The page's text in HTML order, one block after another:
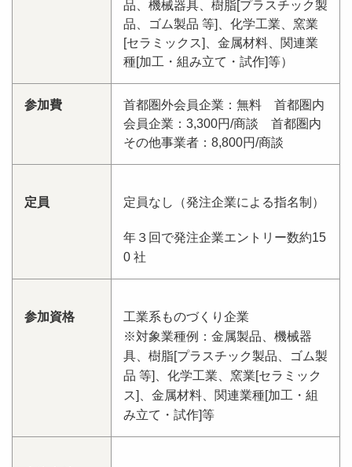
品、機械器具、樹脂[プラスチック製
品、ゴム製品 等]、化学工業、窯業
[セラミックス]、金属材料、関連業
種[加工・組み立て・試作]等）
参加費
首都圏外会員企業：無料 首都圏内
会員企業：3,300円/商談 首都圏内
その他事業者：8,800円/商談
定員 定員なし（発注企業による指名制）
年３回で発注企業エントリー数約15
0 社
参加資格
工業系ものづくり企業
※対象業種例：金属製品、機械器
具、樹脂[プラスチック製品、ゴム製
品 等]、化学工業、窯業[セラミック
ス]、金属材料、関連業種[加工・組
み立て・試作]等